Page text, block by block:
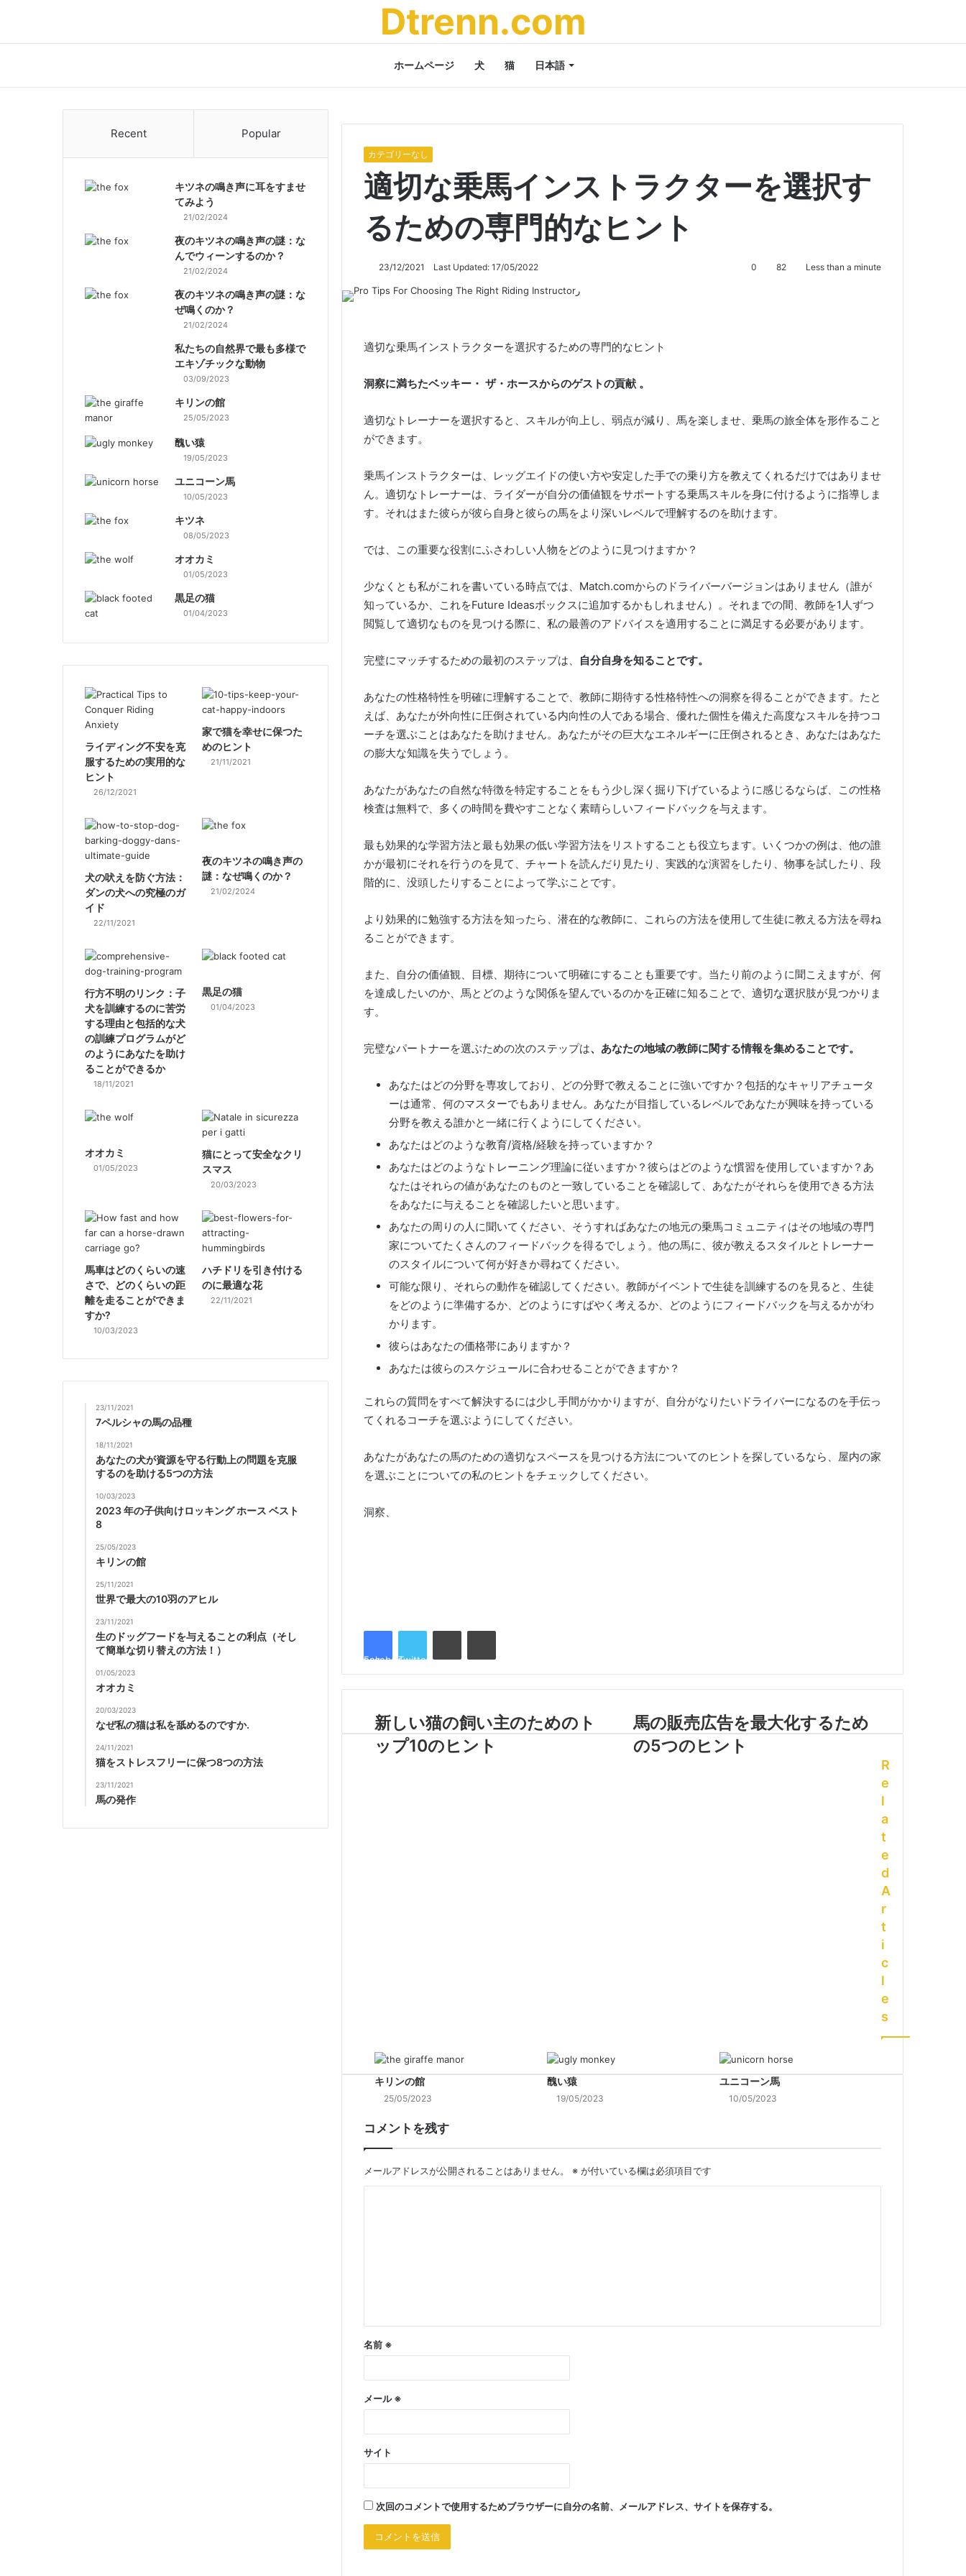
Dtrenn.com
ホームページ 犬 猫 日本語
カテゴリーなし
適切な乗馬インストラクターを選択す
るための専門的なヒント
23/12/2021 Last Updated: 17/05/2022 0 82 Less than a minute
適切な乗馬インストラクターを選択するための専門的なヒント
洞察に満ちたベッキー・ ザ・ホースからのゲストの貢献 。
適切なトレーナーを選択すると、スキルが向上し、弱点が減り、馬を楽しませ、乗馬の旅全体を形作ること
ができます。
乗馬インストラクターは、レッグエイドの使い方や安定した手での乗り方を教えてくれるだけではありませ
ん。 適切なトレーナーは、ライダーが自分の価値観をサポートする乗馬スキルを身に付けるように指導しま
す。 それはまた彼らが彼ら自身と彼らの馬をより深いレベルで理解するのを助けます。
では、この重要な役割にふさわしい人物をどのように見つけますか？
少なくとも私がこれを書いている時点では、Match.comからのドライバーバージョンはありません（誰が
知っているか、これをFuture Ideasボックスに追加するかもしれません）。 それまでの間、教師を1人ずつ
閲覧して適切なものを見つける際に、私の最善のアドバイスを適用することに満足する必要があります。
完璧にマッチするための最初のステップは、 自分自身を知ることです。
あなたの性格特性を明確に理解することで、教師に期待する性格特性への洞察を得ることができます。 たと
えば、あなたが外向性に圧倒されている内向性の人である場合、優れた個性を備えた高度なスキルを持つコ
ーチを選ぶことはあなたを助けません。 あなたがその巨大なエネルギーに圧倒されるとき、あなたはあなた
の膨大な知識を失うでしょう。
あなたがあなたの自然な特徴を特定することをもう少し深く掘り下げているように感じるならば、この性格
検査は無料で、多くの時間を費やすことなく素晴らしいフィードバックを与えます。
最も効果的な学習方法と最も効果の低い学習方法をリストすることも役立ちます。 いくつかの例は、他の誰
かが最初にそれを行うのを見て、チャートを読んだり見たり、実践的な演習をしたり、物事を試したり、段
階的に、没頭したりすることによって学ぶことです。
より効果的に勉強する方法を知ったら、潜在的な教師に、これらの方法を使用して生徒に教える方法を尋ね
ることができます。
また、自分の価値観、目標、期待について明確にすることも重要です。 当たり前のように聞こえますが、何
を達成したいのか、馬とどのような関係を望んでいるのかを正確に知ることで、適切な選択肢が見つかりま
す。
完璧なパートナーを選ぶための次のステップは、あなたの地域の教師に関する情報を集めることです。
あなたはどの分野を専攻しており、どの分野で教えることに強いですか？ 包括的なキャリアチュータ
ーは通常、何のマスターでもありません。あなたが目指しているレベルであなたが興味を持っている
分野を教える誰かと一緒に行くようにしてください。
あなたはどのような教育/資格/経験を持っていますか？
あなたはどのようなトレーニング理論に従いますか？ 彼らはどのような慣習を使用していますか？ あ
なたはそれらの値があなたのものと一致していることを確認して、あなたがそれらを使用できる方法
をあなたに与えることを確認したいと思います。
あなたの周りの人に聞いてください、そうすればあなたの地元の乗馬コミュニティはその地域の専門
家についてたくさんのフィードバックを得るでしょう。 他の馬に、彼が教えるスタイルとトレーナー
のスタイルについて何が好きか尋ねてください。
可能な限り、それらの動作を確認してください。 教師がイベントで生徒を訓練するのを見ると、生徒
をどのように準備するか、どのようにすばやく考えるか、どのようにフィードバックを与えるかがわ
かります。
彼らはあなたの価格帯にありますか？
あなたは彼らのスケジュールに合わせることができますか？
これらの質問をすべて解決するには少し手間がかかりますが、自分がなりたいドライバーになるのを手伝っ
てくれるコーチを選ぶようにしてください。
あなたがあなたの馬のための適切なスペースを見つける方法についてのヒントを探しているなら、屋内の家
を選ぶことについての私のヒントをチェックしてください。
洞察、
Facebook Twitter
新しい猫の飼い主のためのト
ップ10のヒント
馬の販売広告を最大化するため
の5つのヒント
R
e
l
a
t
e
d
A
r
t
i
c
l
e
s
キリンの館
25/05/2023
醜い猿
19/05/2023
ユニコーン馬
10/05/2023
コメントを残す
メールアドレスが公開されることはありません。 ※ が付いている欄は必須項目です
名前 ※
メール※
サイト
次回のコメントで使用するためブラウザーに自分の名前、メールアドレス、サイトを保存する。
Recent Popular
キツネの鳴き声に耳をすませ
てみよう
21/02/2024
夜のキツネの鳴き声の謎：な
んでウィーンするのか？
21/02/2024
夜のキツネの鳴き声の謎：な
ぜ鳴くのか？
21/02/2024
私たちの自然界で最も多様で
エキゾチックな動物
03/09/2023
キリンの館
25/05/2023
醜い猿
19/05/2023
ユニコーン馬
10/05/2023
キツネ
08/05/2023
オオカミ
01/05/2023
黒足の猫
01/04/2023
ライディング不安を克
服するための実用的な
ヒント
26/12/2021
家で猫を幸せに保つた
めのヒント
21/11/2021
犬の吠えを防ぐ方法：
ダンの犬への究極のガ
イド
22/11/2021
夜のキツネの鳴き声の
謎：なぜ鳴くのか？
21/02/2024
行方不明のリンク：子
犬を訓練するのに苦労
する理由と包括的な犬
の訓練プログラムがど
のようにあなたを助け
ることができるか
18/11/2021
黒足の猫
01/04/2023
オオカミ
01/05/2023
猫にとって安全なクリ
スマス
20/03/2023
馬車はどのくらいの速
さで、どのくらいの距
離を走ることができま
すか?
10/03/2023
ハチドリを引き付ける
のに最適な花
22/11/2021
23/11/2021
7ペルシャの馬の品種
18/11/2021
あなたの犬が資源を守る行動上の問題を克服
するのを助ける5つの方法
10/03/2023
2023 年の子供向けロッキング ホース ベスト
8
25/05/2023
キリンの館
25/11/2021
世界で最大の10羽のアヒル
23/11/2021
生のドッグフードを与えることの利点（そし
て簡単な切り替えの方法！）
01/05/2023
オオカミ
20/03/2023
なぜ私の猫は私を舐めるのですか.
24/11/2021
猫をストレスフリーに保つ8つの方法
23/11/2021
馬の発作